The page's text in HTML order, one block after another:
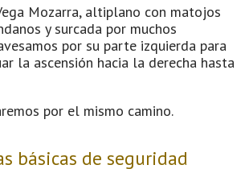
Mozarra, altiplano con matojos
y surcada por muchos
por su parte izquierda para
la ascensión hacia la derecha hasta
por el mismo camino.
básicas de seguridad